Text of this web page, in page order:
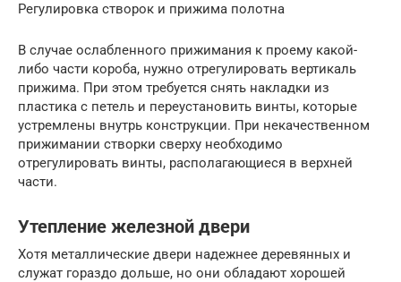
Регулировка створок и прижима полотна
В случае ослабленного прижимания к проему какой-
либо части короба, нужно отрегулировать вертикаль
прижима. При этом требуется снять накладки из
пластика с петель и переустановить винты, которые
устремлены внутрь конструкции. При некачественном
прижимании створки сверху необходимо
отрегулировать винты, располагающиеся в верхней
части.
Утепление железной двери
Хотя металлические двери надежнее деревянных и
служат гораздо дольше, но они обладают хорошей